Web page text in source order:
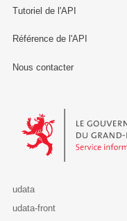
Tutoriel de l'API
Référence de l'API
Nous contacter
Le Gouvernement du
udata
udata-front